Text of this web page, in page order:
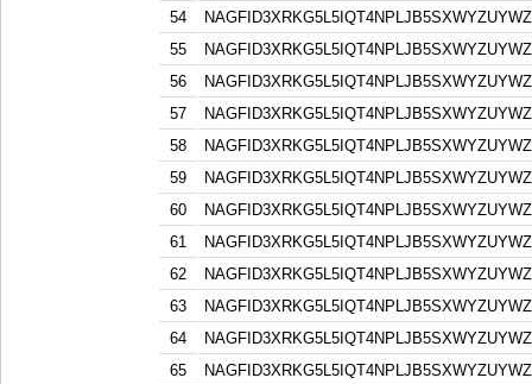
54
55
56
57
58
59
60
61
62
63
64
65